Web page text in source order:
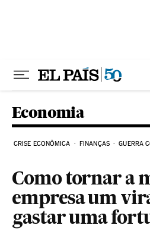
Economia
CRISE ECONÔMICA FINANÇAS GUERRA
Como tornar a
empresa um
gastar uma